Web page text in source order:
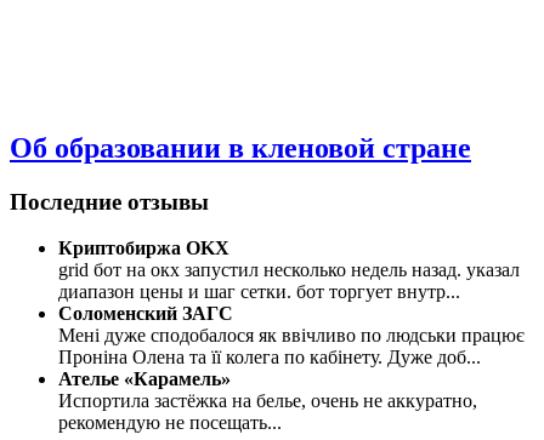
Об образовании в кленовой стране
Последние отзывы
Криптобиржа OKX
grid бот на окх запустил несколько недель назад. указал
диапазон цены и шаг сетки. бот торгует внутр...
Соломенский ЗАГС
Мені дуже сподобалося як ввічливо по людськи працює
Проніна Олена та її колега по кабінету. Дуже доб...
Ателье «Карамель»
Испортила застёжка на белье, очень не аккуратно,
рекомендую не посещать...